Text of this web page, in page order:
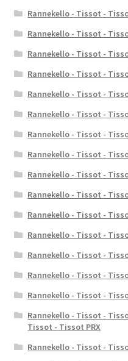
Rannekello - Tissot -
Rannekello - Tissot -
Rannekello - Tissot -
Rannekello - Tissot -
Rannekello - Tissot -
Rannekello - Tissot -
Rannekello - Tissot -
Rannekello - Tissot -
Rannekello - Tissot -
Rannekello - Tissot -
Rannekello - Tissot -
Rannekello - Tissot -
Rannekello - Tissot -
Rannekello - Tissot -
Rannekello - Tissot -
Rannekello - Tissot -
Tissot - Tissot PRX
Rannekello - Tissot -